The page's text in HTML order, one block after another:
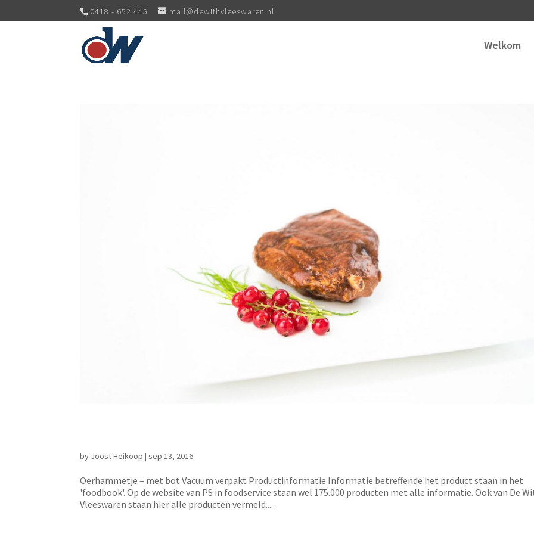
0418 - 652 445 mail@dewithvleeswaren.nl
Welkom
by Joost Heikoop |sep 13, 2016
Oerhammetje – met bot Vacuum verpakt Productinformatie Informatie betreffende het product staan in het
'foodbook'. Op de website van PS in foodservice staan wel 175.000 producten met alle informatie. Ook van De
Vleeswaren staan hier alle producten vermeld....